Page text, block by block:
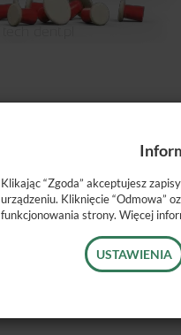
Klikając “Zgoda” akceptujesz
urządzeniu. Kliknięcie “Odmowa”
funkcjonowania strony. Więcej
USTAWIENIA